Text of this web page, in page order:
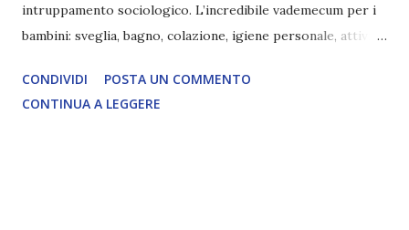
intruppamento sociologico. L’incredibile vademecum per i
bambini: sveglia, bagno, colazione, igiene personale, attività
L'ARTICOLO COMPLETO
CONDIVIDI
POSTA UN COMMENTO
CONTINUA A LEGGERE